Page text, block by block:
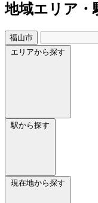
地域エリア・
福山市
エリアから探す
駅から探す
現在地から探す